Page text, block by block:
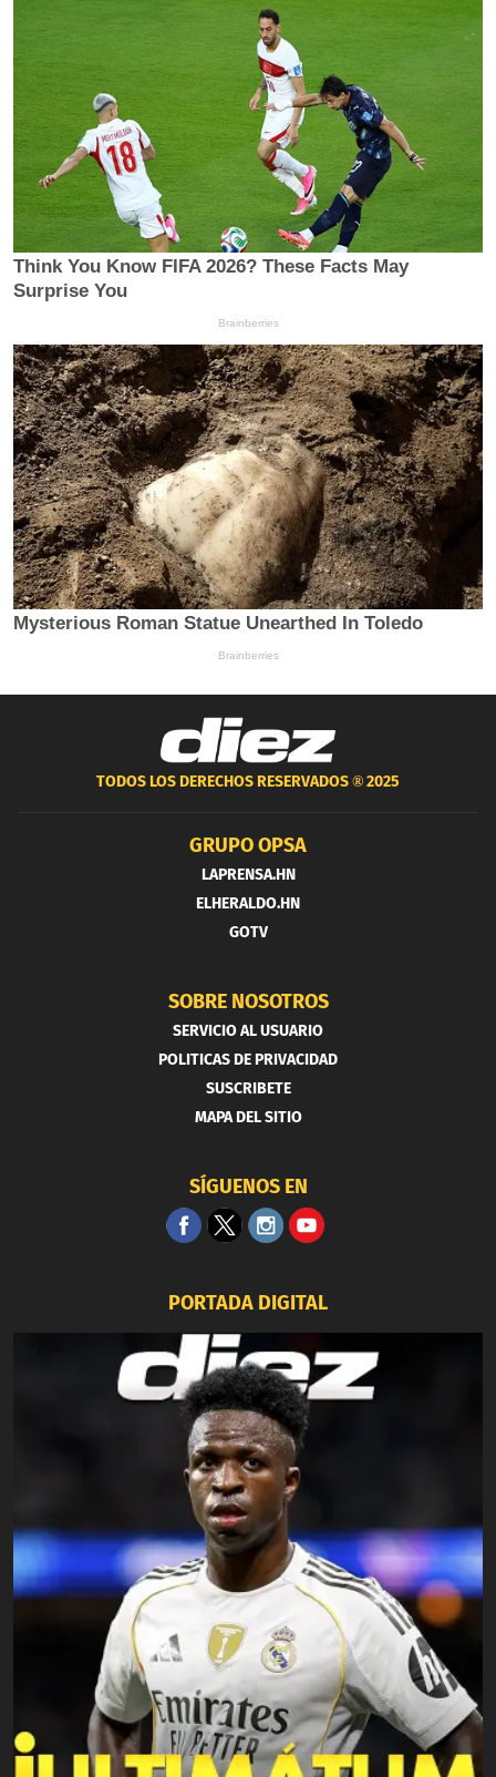
TODOS LOS DERECHOS RESERVADOS ®2025
GRUPO OPSA
LAPRENSA.HN
ELHERALDO.HN
GOTV
SOBRE NOSOTROS
SERVICIO AL USUARIO
POLITICAS DE PRIVACIDAD
SUSCRIBETE
MAPA DEL SITIO
SÍGUENOS EN
PORTADA DIGITAL